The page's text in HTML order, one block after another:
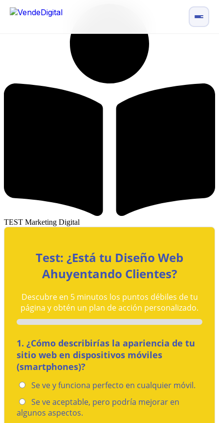
TEST Marketing Digital
Test: ¿Está tu Diseño Web
Ahuyentando Clientes?
Descubre en 5 minutos los puntos débiles de tu
página y obtén un plan de acción personalizado.
1. ¿Cómo describirías la apariencia de tu
sitio web en dispositivos móviles
(smartphones)?
Se ve y funciona perfecto en cualquier móvil.
Se ve aceptable, pero podría mejorar en
algunos aspectos.